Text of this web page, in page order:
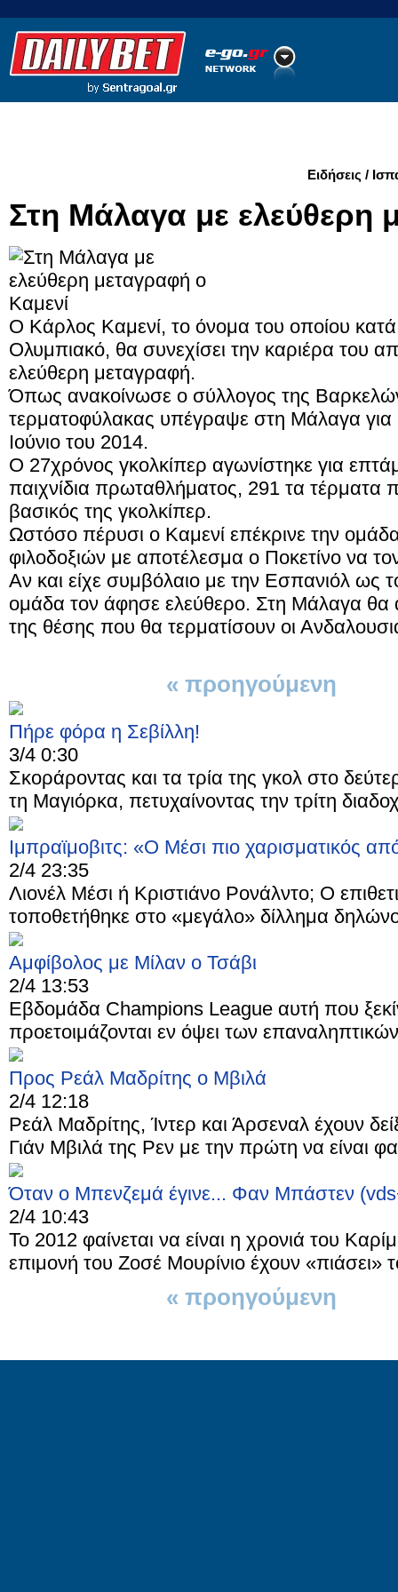
Ειδήσεις /
Στη Μάλαγα με ελεύθερη
Ο Κάρλος Καμενί, το όνομα του οποίου κατά
Ολυμπιακό, θα συνεχίσει την καριέρα του
ελεύθερη μεταγραφή.
Όπως ανακοίνωσε ο σύλλογος της
τερματοφύλακας υπέγραψε στη Μάλαγα για
Ιούνιο του 2014.
Ο 27χρόνος γκολκίπερ αγωνίστηκε για
παιχνίδια πρωταθλήματος, 291 τα τέρματα
βασικός της γκολκίπερ.
Ωστόσο πέρυσι ο Καμενί επέκρινε την
φιλοδοξιών με αποτέλεσμα ο Ποκετίνο να
Αν και είχε συμβόλαιο με την Εσπανιόλ ως
ομάδα τον άφησε ελεύθερο. Στη Μάλαγα θα
της θέσης που θα τερματίσουν οι
« προηγούμενη
Πήρε φόρα η Σεβίλλη!
3/4 0:30
Σκοράροντας και τα τρία της γκολ στο
τη Μαγιόρκα, πετυχαίνοντας την τρίτη
Ιμπραϊμοβιτς: «Ο Μέσι πιο χαρισματικός
2/4 23:35
Λιονέλ Μέσι ή Κριστιάνο Ρονάλντο; Ο
τοποθετήθηκε στο «μεγάλο» δίλλημα
Αμφίβολος με Μίλαν ο Τσάβι
2/4 13:53
Εβδομάδα Champions League αυτή που
προετοιμάζονται εν όψει των
Προς Ρεάλ Μαδρίτης ο Μβιλά
2/4 12:18
Ρεάλ Μαδρίτης, Ίντερ και Άρσεναλ έχουν
Γιάν Μβιλά της Ρεν με την πρώτη να είναι
Όταν ο Μπενζεμά έγινε... Φαν Μπάστεν
2/4 10:43
Το 2012 φαίνεται να είναι η χρονιά του
επιμονή του Ζοσέ Μουρίνιο έχουν «πιάσει»
« προηγούμενη